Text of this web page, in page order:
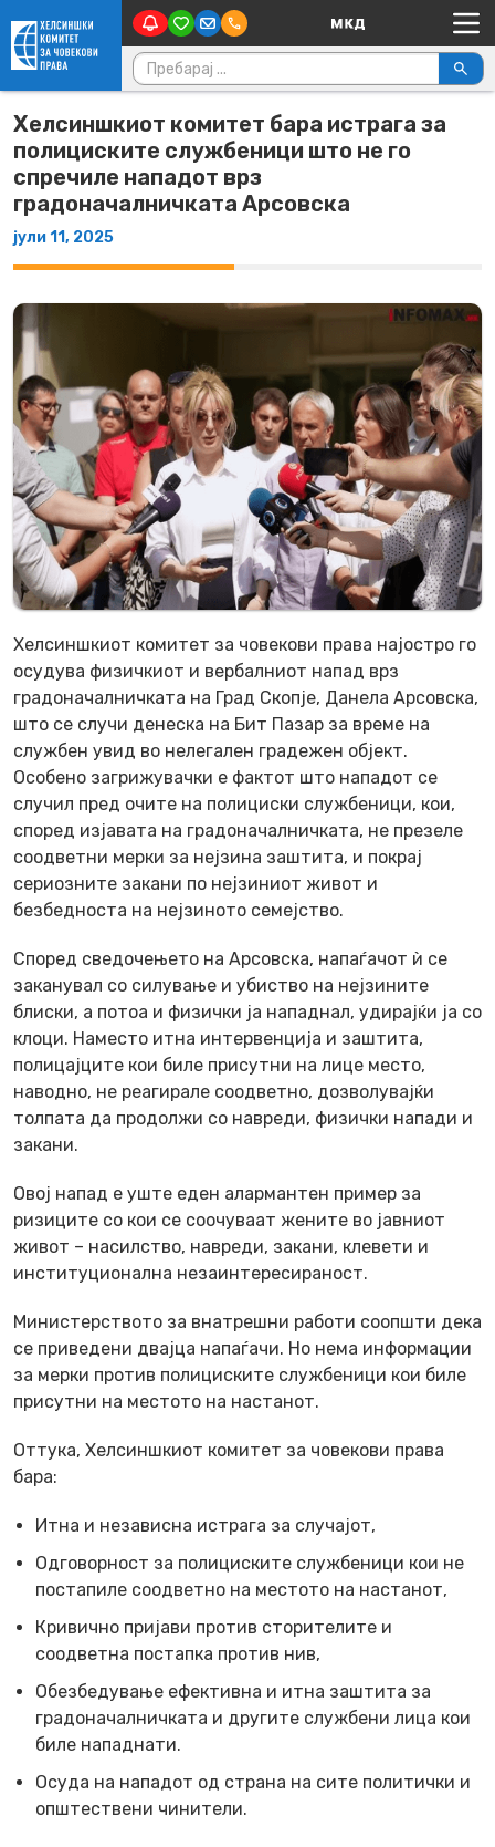
Skip to content Main Navigation
Пребарувај за:
Хелсиншкиот комитет бара истрага за
полициските службеници што не го
спречиле нападот врз
градоначалничката Арсовска
јули 11, 2025
Хелсиншкиот комитет за човекови права најостро го
осудува физичкиот и вербалниот напад врз
градоначалничката на Град Скопје, Данела Арсовска,
што се случи денеска на Бит Пазар за време на
службен увид во нелегален градежен објект.
Особено загрижувачки е фактот што нападот се
случил пред очите на полициски службеници, кои,
според изјавата на градоначалничката, не презеле
соодветни мерки за нејзина заштита, и покрај
сериозните закани по нејзиниот живот и
безбедноста на нејзиното семејство.
Според сведочењето на Арсовска, напаѓачот ѝ се
заканувал со силување и убиство на нејзините
блиски, а потоа и физички ја нападнал, удирајќи ја со
клоци. Наместо итна интервенција и заштита,
полицајците кои биле присутни на лице место,
наводно, не реагирале соодветно, дозволувајќи
толпата да продолжи со навреди, физички напади и
закани.
Овој напад е уште еден алармантен пример за
ризиците со кои се соочуваат жените во јавниот
живот – насилство, навреди, закани, клевети и
институционална незаинтересираност.
Министерството за внатрешни работи соопшти дека
се приведени двајца напаѓачи. Но нема информации
за мерки против полициските службеници кои биле
присутни на местото на настанот.
Оттука, Хелсиншкиот комитет за човекови права
бара:
Итна и независна истрага за случајот,
Одговорност за полициските службеници кои не
постапиле соодветно на местото на настанот,
Кривично пријави против сторителите и
соодветна постапка против нив,
Обезбедување ефективна и итна заштита за
градоначалничката и другите службени лица кои
биле нападнати.
Осуда на нападот од страна на сите политички и
општествени чинители.